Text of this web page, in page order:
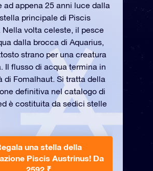
ad appena 25 anni luce dalla
principale di Piscis
Nella volta celeste, il pesce
dalla brocca di Aquarius,
strano per una creatura
Il flusso di acqua termina in
di Fomalhaut. Si tratta della
definitiva nel catalogo di
è costituita da sedici stelle
una stella della
Piscis Austrinus! Da